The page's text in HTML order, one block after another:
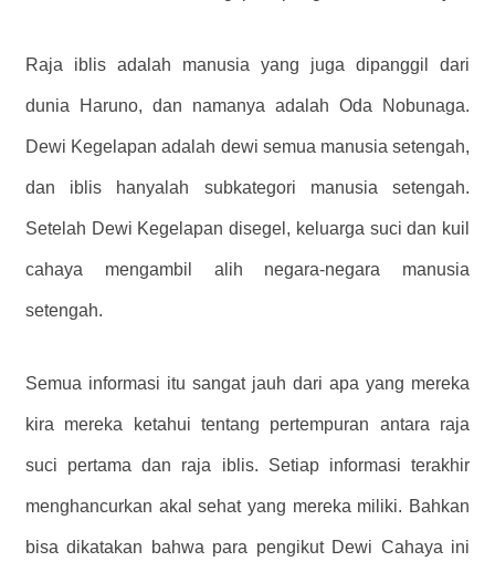
Raja iblis adalah manusia yang juga dipanggil dari
dunia Haruno, dan namanya adalah Oda Nobunaga.
Dewi Kegelapan adalah dewi semua manusia setengah,
dan iblis hanyalah subkategori manusia setengah.
Setelah Dewi Kegelapan disegel, keluarga suci dan kuil
cahaya mengambil alih negara-negara manusia
setengah.
Semua informasi itu sangat jauh dari apa yang mereka
kira mereka ketahui tentang pertempuran antara raja
suci pertama dan raja iblis. Setiap informasi terakhir
menghancurkan akal sehat yang mereka miliki. Bahkan
bisa dikatakan bahwa para pengikut Dewi Cahaya ini